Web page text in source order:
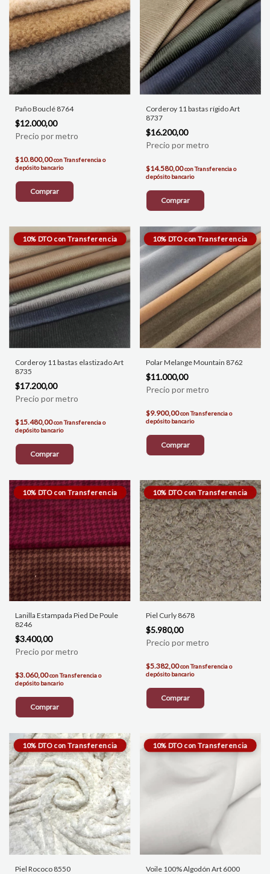
Paño Bouclé 8764
$12.000,00
$10.800,00conTransferencia o
depósito bancario
Comprar
Corderoy 11 bastas rígido Art
8737
$16.200,00
$14.580,00conTransferencia o
depósito bancario
Comprar
Corderoy 11 bastas elastizado Art
8735
$17.200,00
$15.480,00conTransferencia o
depósito bancario
Comprar
Polar Melange Mountain 8762
$11.000,00
$9.900,00conTransferencia o
depósito bancario
Comprar
Lanilla Estampada Pied De Poule
8246
$3.400,00
$3.060,00conTransferencia o
depósito bancario
Comprar
Piel Curly 8678
$5.980,00
$5.382,00conTransferencia o
depósito bancario
Comprar
Piel Rococo 8550 Voile 100% Algodón Art 6000